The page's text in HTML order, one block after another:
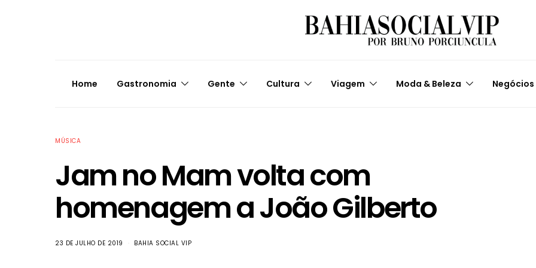
Home Gastronomia Gente Cultura Viagem Moda & Beleza Negócios
MÚSICA
Jam no Mam volta com
homenagem a João Gilberto
23 DE JULHO DE 2019 BAHIA SOCIAL VIP